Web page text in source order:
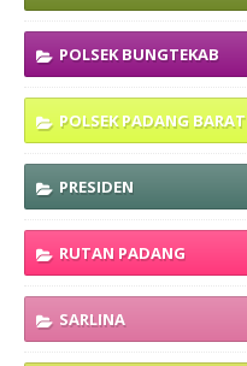
POLSEK BUNGTEKAB
POLSEK PADANG BARAT
PRESIDEN
RUTAN PADANG
SARLINA